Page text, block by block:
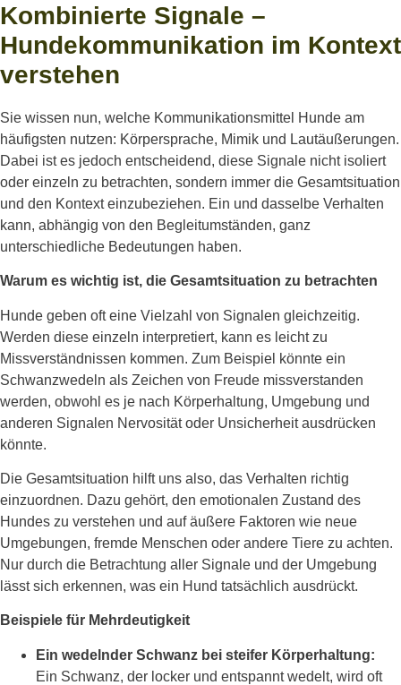
Kombinierte Signale –
Hundekommunikation im Kontext
verstehen
Sie wissen nun, welche Kommunikationsmittel Hunde am
häufigsten nutzen: Körpersprache, Mimik und Lautäußerungen.
Dabei ist es jedoch entscheidend, diese Signale nicht isoliert
oder einzeln zu betrachten, sondern immer die Gesamtsituation
und den Kontext einzubeziehen. Ein und dasselbe Verhalten
kann, abhängig von den Begleitumständen, ganz
unterschiedliche Bedeutungen haben.
Warum es wichtig ist, die Gesamtsituation zu betrachten
Hunde geben oft eine Vielzahl von Signalen gleichzeitig.
Werden diese einzeln interpretiert, kann es leicht zu
Missverständnissen kommen. Zum Beispiel könnte ein
Schwanzwedeln als Zeichen von Freude missverstanden
werden, obwohl es je nach Körperhaltung, Umgebung und
anderen Signalen Nervosität oder Unsicherheit ausdrücken
könnte.
Die Gesamtsituation hilft uns also, das Verhalten richtig
einzuordnen. Dazu gehört, den emotionalen Zustand des
Hundes zu verstehen und auf äußere Faktoren wie neue
Umgebungen, fremde Menschen oder andere Tiere zu achten.
Nur durch die Betrachtung aller Signale und der Umgebung
lässt sich erkennen, was ein Hund tatsächlich ausdrückt.
Beispiele für Mehrdeutigkeit
Ein wedelnder Schwanz bei steifer Körperhaltung:
Ein Schwanz, der locker und entspannt wedelt, wird oft